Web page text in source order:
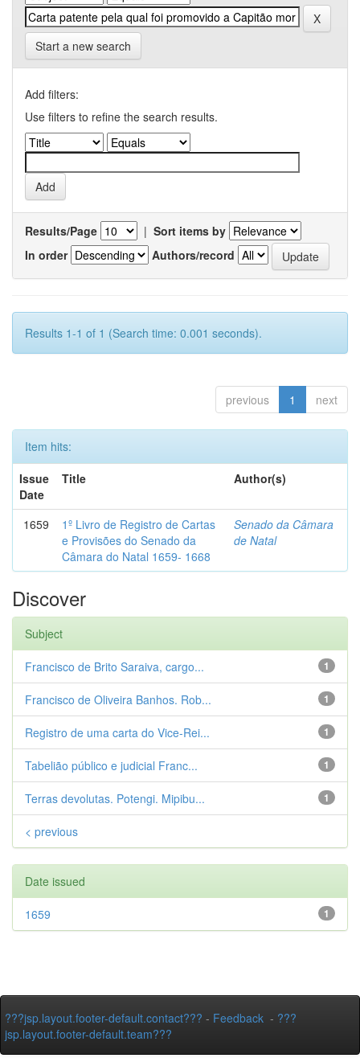
Start a new search
Add filters:
Use filters to refine the search results.
Results/Page | Sort items by
In order
Authors/record
Results 1-1 of 1 (Search time: 0.001 seconds).
previous 1 next
Item hits:
Issue
Date
Title Author(s)
1659
1º Livro de Registro de Cartas
e Provisões do Senado da
Câmara do Natal 1659- 1668
Senado da Câmara
de Natal
Discover
Subject
1
Francisco de Brito Saraiva, cargo...
1
Francisco de Oliveira Banhos. Rob...
1
Registro de uma carta do Vice-Rei...
1
Tabelião público e judicial Franc...
1
Terras devolutas. Potengi. Mipibu...
< previous
Date issued
1
1659
???jsp.layout.footer-default.contact??? - Feedback - ???
jsp.layout.footer-default.team???